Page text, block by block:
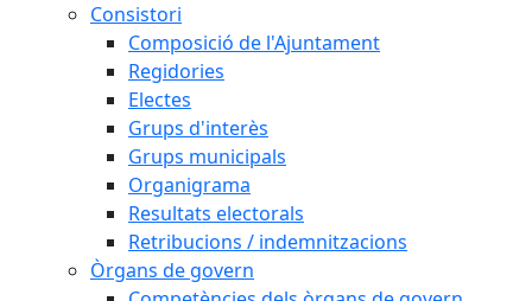
Consistori
Composició de l'Ajuntament
Regidories
Electes
Grups d'interès
Grups municipals
Organigrama
Resultats electorals
Retribucions / indemnitzacions
Òrgans de govern